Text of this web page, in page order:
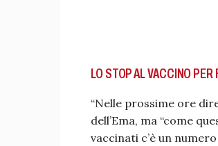
LO STOP AL VACCINO PER
“Nelle prossime ore
dell’Ema, ma “come
vaccinati c’è un